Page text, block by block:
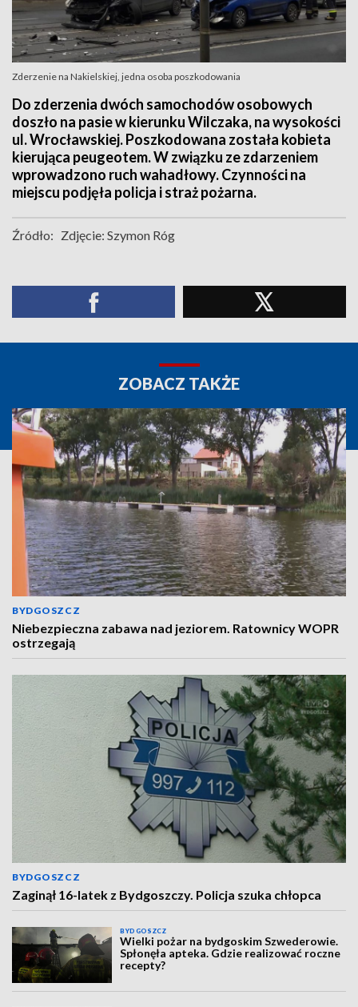
Zderzenie na Nakielskiej, jedna osoba poszkodowania
Do zderzenia dwóch samochodów osobowych
doszło na pasie w kierunku Wilczaka, na wysokości
ul. Wrocławskiej. Poszkodowana została kobieta
kierująca peugeotem. W związku ze zdarzeniem
wprowadzono ruch wahadłowy. Czynności na
miejscu podjęła policja i straż pożarna.
Źródło: Zdjęcie: Szymon Róg
ZOBACZ TAKŻE
BYDGOSZCZ
Niebezpieczna zabawa nad jeziorem. Ratownicy WOPR
ostrzegają
BYDGOSZCZ
Zaginął 16-latek z Bydgoszczy. Policja szuka chłopca
BYDGOSZCZ
Wielki pożar na bydgoskim Szwederowie.
Spłonęła apteka. Gdzie realizować roczne
recepty?